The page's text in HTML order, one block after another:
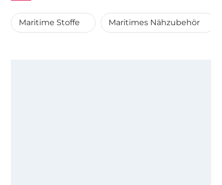
Maritime Stoffe Maritimes Nähzubehör